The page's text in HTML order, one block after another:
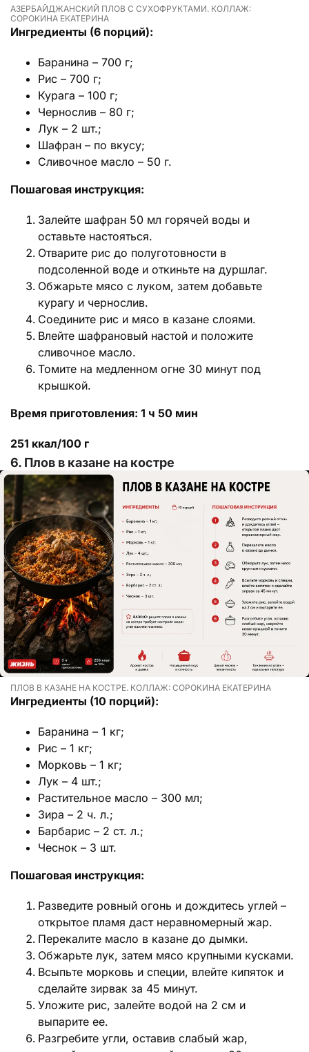
АЗЕРБАЙДЖАНСКИЙ ПЛОВ С СУХОФРУКТАМИ. КОЛЛАЖ:
СОРОКИНА ЕКАТЕРИНА
Ингредиенты (6 порций):
Баранина – 700 г;
Рис – 700 г;
Курага – 100 г;
Чернослив – 80 г;
Лук – 2 шт.;
Шафран – по вкусу;
Сливочное масло – 50 г.
Пошаговая инструкция:
Залейте шафран 50 мл горячей воды и
оставьте настояться.
Отварите рис до полуготовности в
подсоленной воде и откиньте на дуршлаг.
Обжарьте мясо с луком, затем добавьте
курагу и чернослив.
Соедините рис и мясо в казане слоями.
Влейте шафрановый настой и положите
сливочное масло.
Томите на медленном огне 30 минут под
крышкой.
Время приготовления: 1 ч 50 мин
251 ккал/100 г
6. Плов в казане на костре
ПЛОВ В КАЗАНЕ НА КОСТРЕ. КОЛЛАЖ: СОРОКИНА ЕКАТЕРИНА
Ингредиенты (10 порций):
Баранина – 1 кг;
Рис – 1 кг;
Морковь – 1 кг;
Лук – 4 шт.;
Растительное масло – 300 мл;
Зира – 2 ч. л.;
Барбарис – 2 ст. л.;
Чеснок – 3 шт.
Пошаговая инструкция:
Разведите ровный огонь и дождитесь углей –
открытое пламя даст неравномерный жар.
Перекалите масло в казане до дымки.
Обжарьте лук, затем мясо крупными кусками.
Всыпьте морковь и специи, влейте кипяток и
сделайте зирвак за 45 минут.
Уложите рис, залейте водой на 2 см и
выпарите ее.
Разгребите угли, оставив слабый жар,